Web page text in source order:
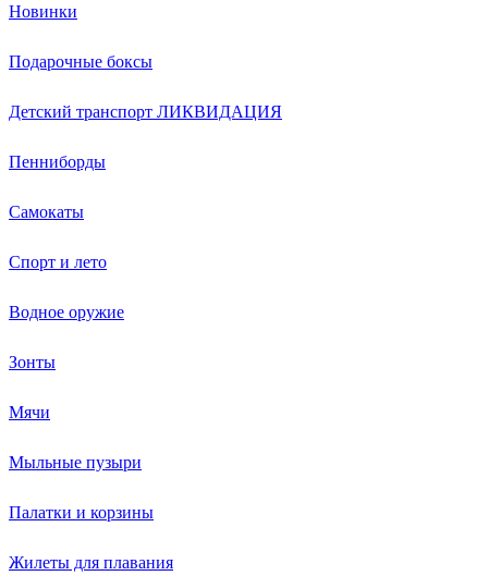
Новинки
Подарочные боксы
Детский транспорт ЛИКВИДАЦИЯ
Пенниборды
Самокаты
Спорт и лето
Водное оружие
Зонты
Мячи
Мыльные пузыри
Палатки и корзины
Жилеты для плавания